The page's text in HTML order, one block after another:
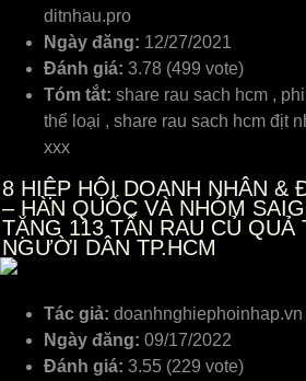
ditnhau.pro
Ngày đăng: 12/27/2021
Đánh giá: 3.78 (499 vote)
Tóm tắt: share rau sach hcm ,
thể loại , share rau sach hcm địt
xxx
8 HIỆP HỘI DOANH NHÂN &
– HÀN QUỐC VÀ NHÓM
TẶNG 113 TẤN RAU CỦ
NGƯỜI DÂN TP.HCM
Tác giả: doanhnghiephoinhap.vn
Ngày đăng: 09/17/2022
Đánh giá: 3.55 (229 vote)